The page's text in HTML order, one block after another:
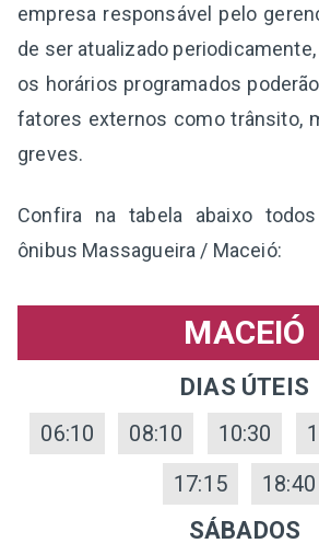
empresa responsável pelo
de ser atualizado
os horários programados
fatores externos como trânsito,
greves.
Confira na tabela abaixo
ônibus Massagueira / Maceió:
MACEIÓ
DIAS ÚTEIS
06:10 08:10 10:30
17:15
18:40
SÁBADOS